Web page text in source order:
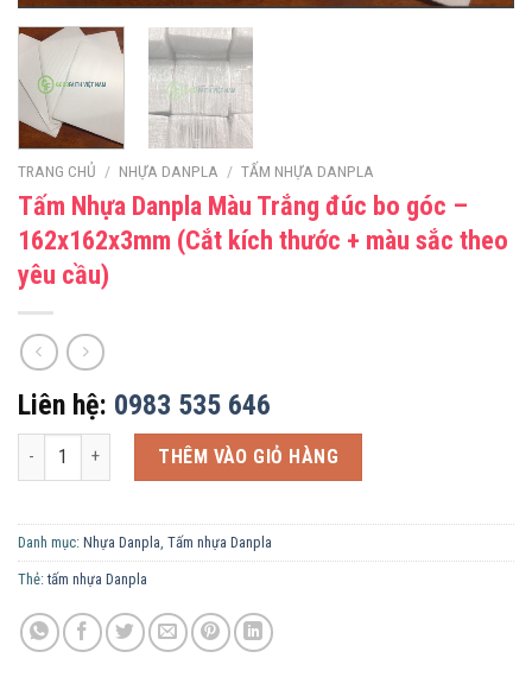
TRANG CHỦ / NHỰA DANPLA / TẤM NHỰA DANPLA
Tấm Nhựa Danpla Màu Trắng đúc bo góc –
162x162x3mm (Cắt kích thước + màu sắc theo
yêu cầu)
Liên hệ: 0983 535 646
Tấm Nhựa Danpla Màu Trắng đúc bo góc - 162x162x3mm (Cắt kích
THÊM VÀO GIỎ HÀNG
Danh mục: Nhựa Danpla, Tấm nhựa Danpla
Thẻ:tấm nhựa Danpla